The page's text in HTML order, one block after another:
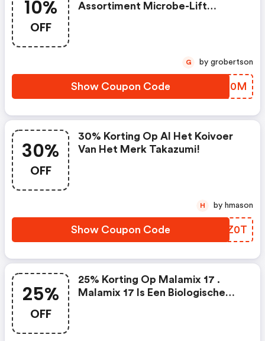
10%
OFF
Assortiment Microbe-Lift
Show Coupon Code TXJO0M
G by grobertson
30%
OFF
30% Korting Op Al Het Koivoer
Van Het Merk Takazumi!
Show Coupon Code AXNZ0T
H by hmason
25%
OFF
25% Korting Op Malamix 17 .
Malamix 17 Is Een Biologische